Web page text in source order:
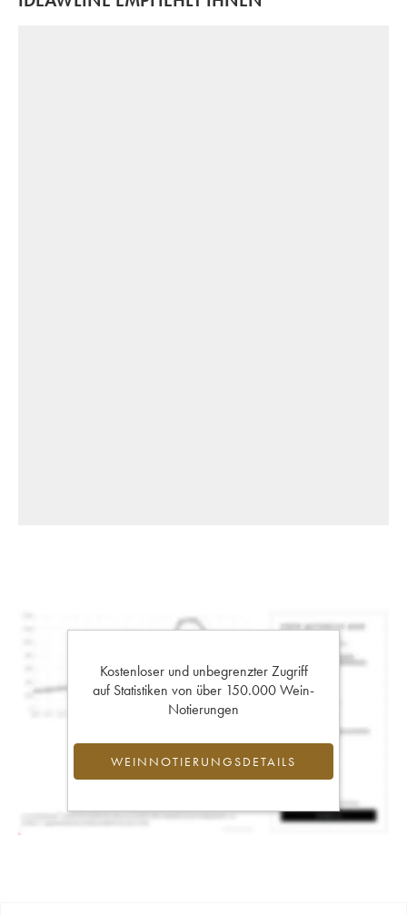
Kostenloser und unbegrenzter Zugriff
auf Statistiken von über 150.000 Wein-
Notierungen
WEINNOTIERUNGSDETAILS